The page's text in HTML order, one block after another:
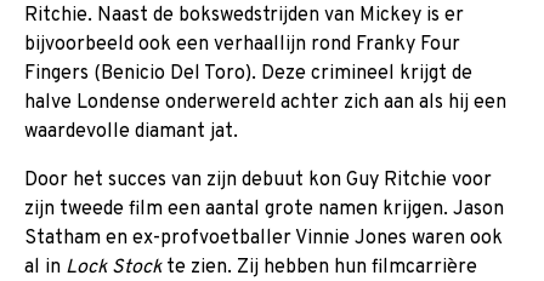
Ritchie. Naast de bokswedstrijden van Mickey is er
bijvoorbeeld ook een verhaallijn rond Franky Four
Fingers (Benicio Del Toro). Deze crimineel krijgt de
halve Londense onderwereld achter zich aan als hij een
waardevolle diamant jat.
Door het succes van zijn debuut kon Guy Ritchie voor
zijn tweede film een aantal grote namen krijgen. Jason
Statham en ex-profvoetballer Vinnie Jones waren ook
al in Lock Stock te zien. Zij hebben hun filmcarrière